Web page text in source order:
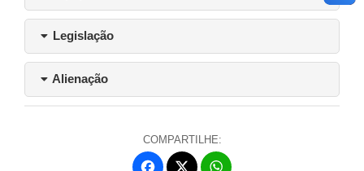
Legislação
Alienação
COMPARTILHE:
Fa